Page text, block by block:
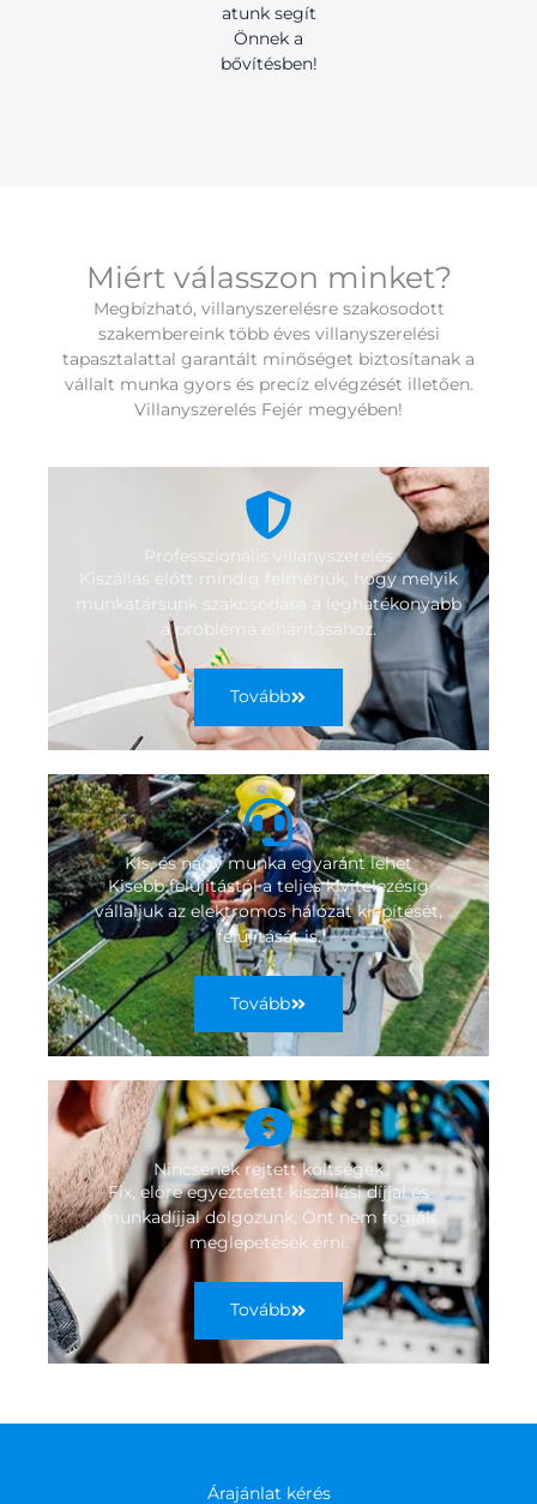
atunk segít
Önnek a
bővítésben!
Miért válasszon minket?
Megbízható, villanyszerelésre szakosodott
szakembereink több éves villanyszerelési
tapasztalattal garantált minőséget biztosítanak a
vállalt munka gyors és precíz elvégzését illetően.
Villanyszerelés Fejér megyében!
Professzionális villanyszerelés
Kiszállás előtt mindig felmérjük, hogy melyik
munkatársunk szakosodása a leghatékonyabb
a probléma elhárításához.
Tovább
Kis, és nagy munka egyaránt lehet
Kisebb felújítástól a teljes kivitelezésig
vállaljuk az elektromos hálózat kiépítését,
felújítását is.
Tovább
Nincsenek rejtett költségek
Fix, előre egyeztetett kiszállási díjjal és
munkadíjjal dolgozunk, Önt nem fogják
meglepetések érni.
Tovább
Árajánlat kérés